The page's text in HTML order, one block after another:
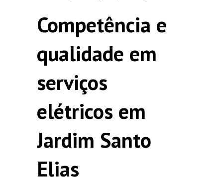
Competência e
qualidade em
serviços
elétricos em
Jardim Santo
Elias